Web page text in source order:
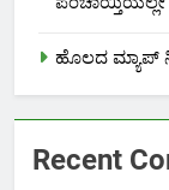
ಹೊಲದ ಮ್ಯಾಪ್
Recent